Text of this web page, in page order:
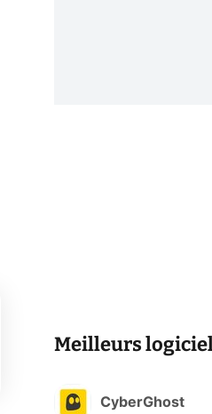
Meilleurs
CyberGhost